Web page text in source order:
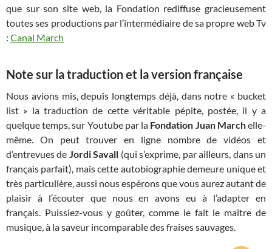
que sur son site web, la Fondation rediffuse gracieusement
toutes ses productions par l’intermédiaire de sa propre web Tv
: Canal March
Note sur la traduction et la version française
Nous avions mis, depuis longtemps déjà, dans notre « bucket
list » la traduction de cette véritable pépite, postée, il y a
quelque temps, sur Youtube par la Fondation Juan Marchelle-
même. On peut trouver en ligne nombre de vidéos et
d’entrevues de Jordi Savall (qui s’exprime, par ailleurs, dans un
français parfait), mais cette autobiographie demeure unique et
très particulière, aussi nous espérons que vous aurez autant de
plaisir à l’écouter que nous en avons eu à l’adapter en
français. Puissiez-vous y goûter, comme le fait le maître de
musique, à la saveur incomparable des fraises sauvages.